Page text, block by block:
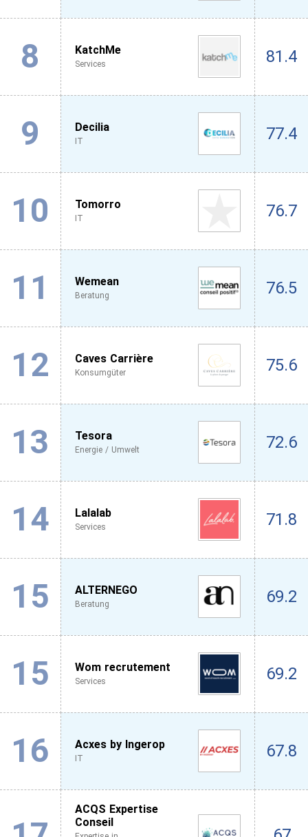
8 KatchMe
Services 81.4
9 Decilia
IT 77.4
10 Tomorro
IT 76.7
11 Wemean
Beratung 76.5
12 Caves Carrière
Konsumgüter 75.6
13 Tesora
Energie / Umwelt 72.6
14 Lalalab
Services 71.8
15 ALTERNEGO
Beratung 69.2
15 Wom recrutement
Services 69.2
16 Acxes by Ingerop
IT 67.8
ACQS Expertise
Conseil